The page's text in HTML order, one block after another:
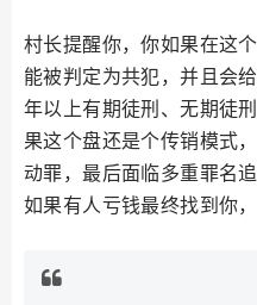
村长提醒你，你如果在这
能被判定为共犯，并且会
年以上有期徒刑、无期徒
果这个盘还是个传销模式
动罪，最后面临多重罪名
如果有人亏钱最终找到你，